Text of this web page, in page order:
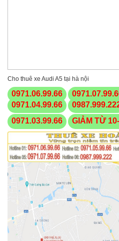
Cho thuê xe Audi A5 tại hà nội
0971.06.99.66
0971.04.99.66
0971.03.99.66
GIẢM TỪ